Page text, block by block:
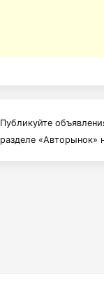
Публикуйте
разделе «Авторынок»